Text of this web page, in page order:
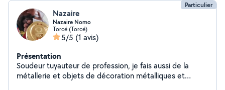
Particulier
Nazaire
Nazaire Nomo
Torcé (Torcé)
5/5 (1 avis)
Présentation
Soudeur tuyauteur de profession, je fais aussi de la
métallerie et objets de décoration métalliques et